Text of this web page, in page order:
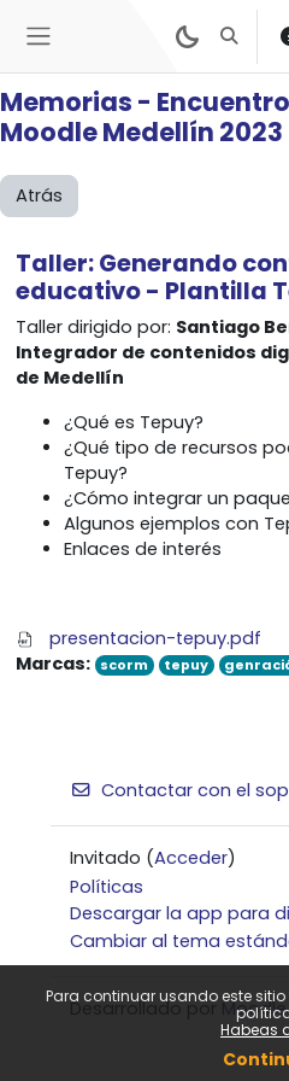
Para continuar usando este
Habeas
Memorias -
Moodle Medellín 2023
Atrás
Taller: Generando
educativo- Plantilla
Taller dirigido por: Santiago
Integrador de contenidos
de Medellín
¿Qué es Tepuy?
¿Qué tipo de recursos
Tepuy?
¿Cómo integrar un
Algunos ejemplos con
Enlaces de interés
presentacion-tepuy.pdf
Marcas: scorm tepuy
Contactar con el
Invitado (Acceder)
Políticas
Descargar la app para
Cambiar al tema
Desarrollado por Moodle